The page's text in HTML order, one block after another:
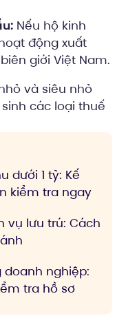
Nếu hộ kinh
động xuất
giới Việt Nam.
và siêu nhỏ
các loại thuế
dưới 1 tỷ: Kế
kiểm tra ngay
vụ lưu trú: Cách
doanh nghiệp:
tra hồ sơ